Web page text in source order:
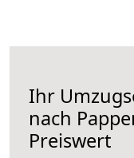
Ihr
nach
Preiswert